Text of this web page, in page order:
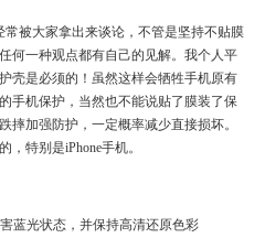
被大家拿出来谈论，不管是坚持不贴膜
何一种观点都有自己的见解。我个人平
壳是必须的！虽然这样会牺牲手机原有
手机保护，当然也不能说贴了膜装了保
摔加强防护，一定概率减少直接损坏。
特别是iPhone手机。